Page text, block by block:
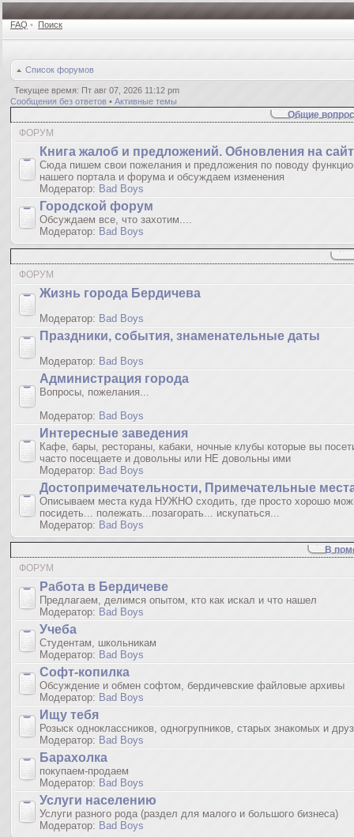
FAQ • Поиск
Список форумов
Текущее время: Пт авг 07, 2026 11:12 pm
Сообщения без ответов • Активные темы
Общие
ФОРУМ
Книгa жалoб и пpедлoжeний. Обновления на
Сюда пишем свои пожелания и предложения по поводу
нашего портала и форума и обсуждаем изменения
Модератор: Bad Boys
Городской форум
Обсуждаем все, что захотим....
Модератор: Bad Boys
ФОРУМ
Жизнь города Бердичева
Модератор: Bad Boys
Праздники, события, знаменательные даты
Модератор: Bad Boys
Администрация города
Вопросы, пожелания...
Модератор: Bad Boys
Интересные заведения
Кафе, бары, рестораны, кабаки, ночные клубы которые вы
часто посещаете и довольны или НЕ довольны ими
Модератор: Bad Boys
Достопримечательности, Примечательные
Описываем места куда НУЖНО сходить, где просто хорошо
посидеть... полежать...позагорать... искупаться...
Модератор: Bad Boys
В
ФОРУМ
Работа в Бердичеве
Предлагаем, делимся опытом, кто как искал и что нашел
Модератор: Bad Boys
Учеба
Студентам, школьникам
Модератор: Bad Boys
Софт-копилка
Обсуждение и обмен софтом, бердичевские файловые архивы
Модератор: Bad Boys
Ищу тебя
Розыск одноклассников, одногрупников, старых знакомых и
Модератор: Bad Boys
Барахолка
покупаем-продаем
Модератор: Bad Boys
Услуги населению
Услуги разного рода (раздел для малого и большого бизнеса)
Модератор: Bad Boys